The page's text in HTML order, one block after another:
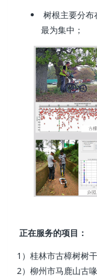
树根主要分
最为集中；
正在服务的项目：
1）桂林市古樟树树
2）柳州市马鹿山古